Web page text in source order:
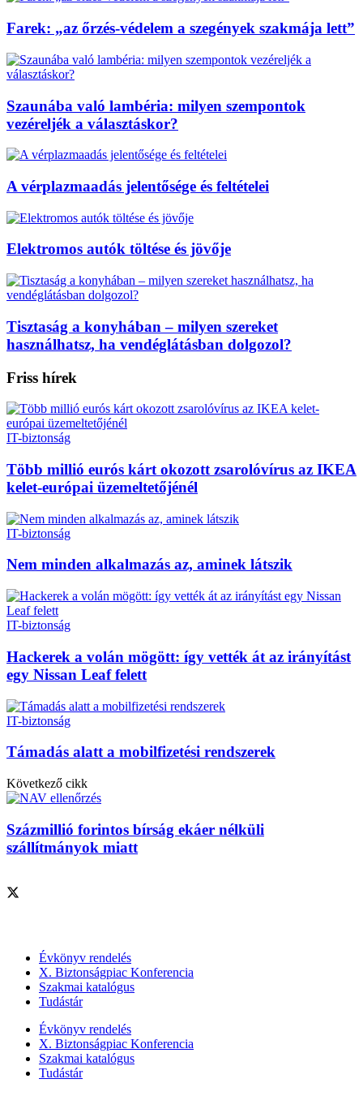
Farek: „az őrzés-védelem a szegények szakmája lett”
Szaunába való lambéria: milyen szempontok
vezéreljék a választáskor?
A vérplazmaadás jelentősége és feltételei
Elektromos autók töltése és jövője
Tisztaság a konyhában – milyen szereket
használhatsz, ha vendéglátásban dolgozol?
Friss hírek
IT-biztonság
Több millió eurós kárt okozott zsarolóvírus az IKEA
kelet-európai üzemeltetőjénél
IT-biztonság
Nem minden alkalmazás az, aminek látszik
IT-biztonság
Hackerek a volán mögött: így vették át az irányítást
egy Nissan Leaf felett
IT-biztonság
Támadás alatt a mobilfizetési rendszerek
Következő cikk
Százmillió forintos bírság ekáer nélküli
szállítmányok miatt
Évkönyv rendelés
X. Biztonságpiac Konferencia
Szakmai katalógus
Tudástár
Évkönyv rendelés
X. Biztonságpiac Konferencia
Szakmai katalógus
Tudástár